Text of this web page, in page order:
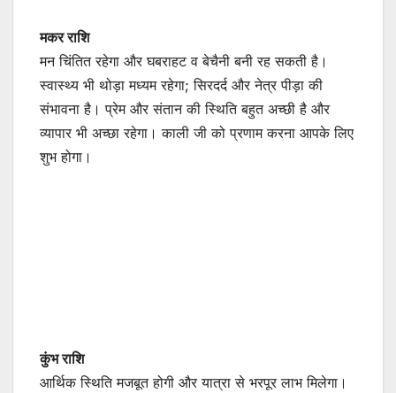
मकर राशि
मन चिंतित रहेगा और घबराहट व बेचैनी बनी रह सकती है।
स्वास्थ्य भी थोड़ा मध्यम रहेगा; सिरदर्द और नेत्र पीड़ा की
संभावना है। प्रेम और संतान की स्थिति बहुत अच्छी है और
व्यापार भी अच्छा रहेगा। काली जी को प्रणाम करना आपके लिए
शुभ होगा।
कुंभ राशि
आर्थिक स्थिति मजबूत होगी और यात्रा से भरपूर लाभ मिलेगा।